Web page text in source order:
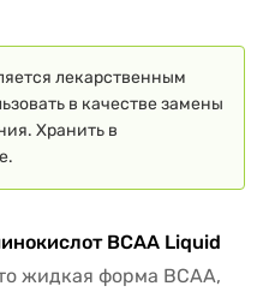
лекарственным
в качестве замены
Хранить в
BCAA Liquid
жидкая форма BCAA,